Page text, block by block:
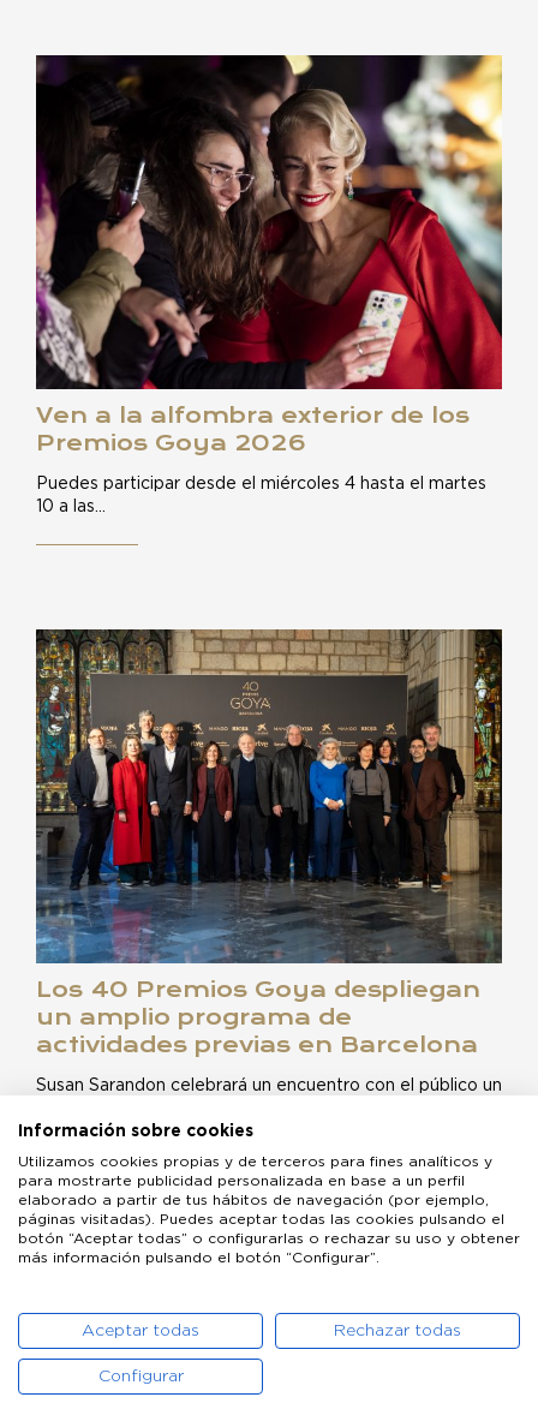
Ven a la alfombra exterior de los
Premios Goya 2026
Puedes participar desde el miércoles 4 hasta el martes
10 a las…
Los 40 Premios Goya despliegan
un amplio programa de
actividades previas en Barcelona
Susan Sarandon celebrará un encuentro con el público un
Información sobre cookies
Utilizamos cookies propias y de terceros para fines analíticos y
para mostrarte publicidad personalizada en base a un perfil
elaborado a partir de tus hábitos de navegación (por ejemplo,
páginas visitadas). Puedes aceptar todas las cookies pulsando el
botón “Aceptar todas” o configurarlas o rechazar su uso y obtener
más información pulsando el botón “Configurar”.
Aceptar todas Rechazar todas
Configurar